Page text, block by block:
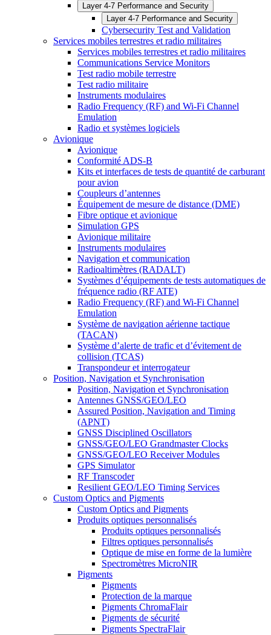
Layer 4-7 Performance and Security
Layer 4-7 Performance and Security
Cybersecurity Test and Validation
Services mobiles terrestres et radio militaires
Services mobiles terrestres et radio militaires
Communications Service Monitors
Test radio mobile terrestre
Test radio militaire
Instruments modulaires
Radio Frequency (RF) and Wi-Fi Channel
Emulation
Radio et systèmes logiciels
Avionique
Avionique
Conformité ADS-B
Kits et interfaces de tests de quantité de carburant
pour avion
Coupleurs d’antennes
Équipement de mesure de distance (DME)
Fibre optique et avionique
Simulation GPS
Avionique militaire
Instruments modulaires
Navigation et communication
Radioaltimètres (RADALT)
Systèmes d’équipements de tests automatiques de
fréquence radio (RF ATE)
Radio Frequency (RF) and Wi-Fi Channel
Emulation
Système de navigation aérienne tactique
(TACAN)
Système d’alerte de trafic et d’évitement de
collision (TCAS)
Transpondeur et interrogateur
Position, Navigation et Synchronisation
Position, Navigation et Synchronisation
Antennes GNSS/GEO/LEO
Assured Position, Navigation and Timing
(APNT)
GNSS Disciplined Oscillators
GNSS/GEO/LEO Grandmaster Clocks
GNSS/GEO/LEO Receiver Modules
GPS Simulator
RF Transcoder
Resilient GEO/LEO Timing Services
Custom Optics and Pigments
Custom Optics and Pigments
Produits optiques personnalisés
Produits optiques personnalisés
Filtres optiques personnalisés
Optique de mise en forme de la lumière
Spectromètres MicroNIR
Pigments
Pigments
Protection de la marque
Pigments ChromaFlair
Pigments de sécurité
Pigments SpectraFlair